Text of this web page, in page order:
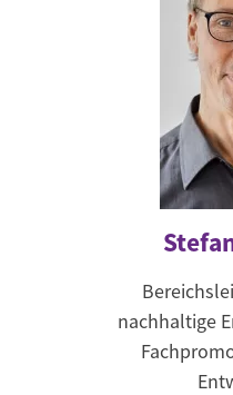
nachhaltige